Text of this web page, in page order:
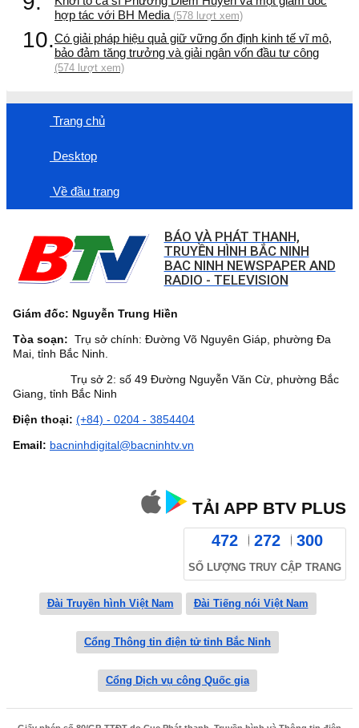
hợp tác với BH Media (578 lượt xem)
10.Có giải pháp hiệu quả giữ vững ổn định kinh tế vĩ mô,
bảo đảm tăng trưởng và giải ngân vốn đầu tư công
(574 lượt xem)
Trang chủ
Desktop
Về đầu trang
BÁO VÀ PHÁT THANH,
TRUYỀN HÌNH BẮC NINH
BAC NINH NEWSPAPER AND
RADIO - TELEVISION
Giám đốc: Nguyễn Trung Hiền
Tòa soạn: Trụ sở chính: Đường Võ Nguyên Giáp, phường Đa
Mai, tỉnh Bắc Ninh.
Trụ sở 2: số 49 Đường Nguyễn Văn Cừ, phường Bắc
Giang, tỉnh Bắc Ninh
Điện thoại: (+84) - 0204 - 3854404
Email: bacninhdigital@bacninhtv.vn
TẢI APP BTV PLUS
472 272 300
SỐ LƯỢNG TRUY CẬP TRANG
Đài Truyền hình Việt Nam Đài Tiếng nói Việt Nam
Cổng Thông tin điện tử tỉnh Bắc Ninh
Cổng Dịch vụ công Quốc gia